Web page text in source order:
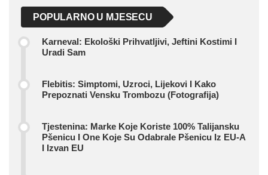
POPULARNO U MJESECU
Karneval: Ekološki Prihvatljivi, Jeftini Kostimi I
Uradi Sam
Flebitis: Simptomi, Uzroci, Lijekovi I Kako
Prepoznati Vensku Trombozu (fotografija)
Tjestenina: Marke Koje Koriste 100% Talijansku
Pšenicu I One Koje Su Odabrale Pšenicu Iz EU-A
I Izvan EU